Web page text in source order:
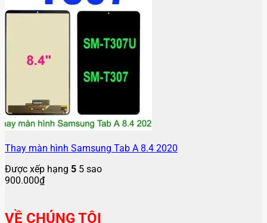
Thay màn hình Samsung Tab A 8.4 2020
Được xếp hạng 5 5 sao
900.000₫
VỀ CHÚNG TÔI